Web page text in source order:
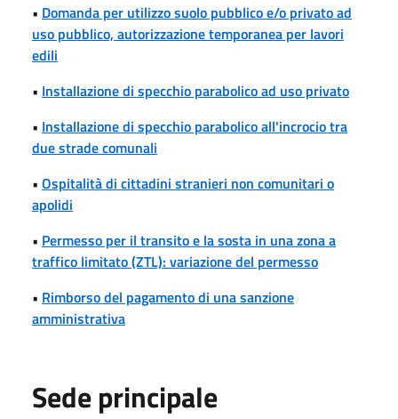
• Domanda per utilizzo suolo pubblico e/o privato ad
uso pubblico, autorizzazione temporanea per lavori
edili
• Installazione di specchio parabolico ad uso privato
• Installazione di specchio parabolico all'incrocio tra
due strade comunali
• Ospitalità di cittadini stranieri non comunitari o
apolidi
• Permesso per il transito e la sosta in una zona a
traffico limitato (ZTL): variazione del permesso
• Rimborso del pagamento di una sanzione
amministrativa
Sede principale